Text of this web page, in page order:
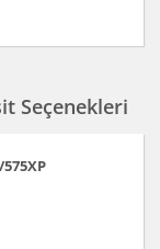
Seçenekleri